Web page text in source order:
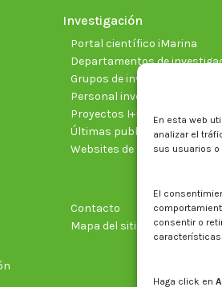
En esta web
analizar el
sus usuarios
El
consentir o
Haga click en
Investigación
Portal científico iMarina
Departamentos de
Grupos de investigación
Personal investigador
Proyectos I+D+I vigentes
Últimas publicaciones
Websites de proyectos
Contacto
Mapa del sitio web